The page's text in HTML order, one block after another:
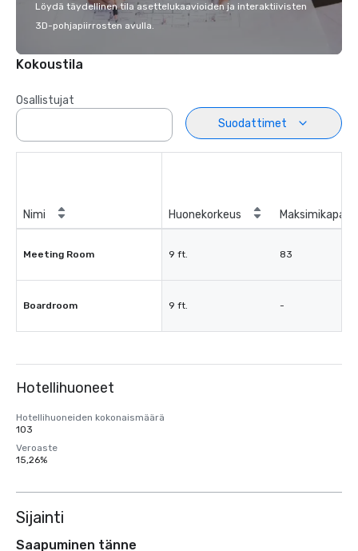
Löydä täydellinen tila asettelukaavioiden ja interaktiivisten
3D-pohjapiirrosten avulla.
Kokoustila
Osallistujat
Suodattimet
Nimi Huonekorkeus
Meeting Room 9 ft. 83
Boardroom 9 ft. -
Hotellihuoneet
Hotellihuoneiden kokonaismäärä
103
Veroaste
15,26%
Sijainti
Saapuminen tänne